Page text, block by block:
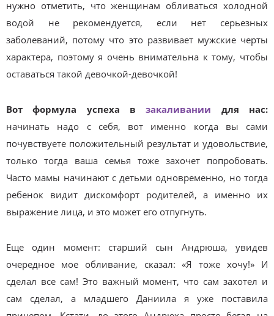
нужно отметить, что женщинам обливаться холодной
водой не рекомендуется, если нет серьезных
заболеваний, потому что это развивает мужские черты
характера, поэтому я очень внимательна к тому, чтобы
оставаться такой девочкой-девочкой!
Вот формула успеха взакаливании для нас:
начинать надо с себя, вот именно когда вы сами
почувствуете положительный результат и удовольствие,
только тогда ваша семья тоже захочет попробовать.
Часто мамы начинают с детьми одновременно, но тогда
ребенок видит дискомфорт родителей, а именно их
выражение лица, и это может его отпугнуть.
Еще один момент: старший сын Андрюша, увидев
очередное мое обливание, сказал: «Я тоже хочу!» И
сделал все сам! Это важный момент, что сам захотел и
сам сделал, а младшего Даниила я уже поставила